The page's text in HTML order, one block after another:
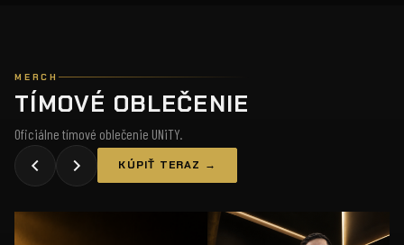
MERCH
TÍMOVÉ OBLEČENIE
Oficiálne tímové oblečenie UNiTY.
KÚPIŤ TERAZ →